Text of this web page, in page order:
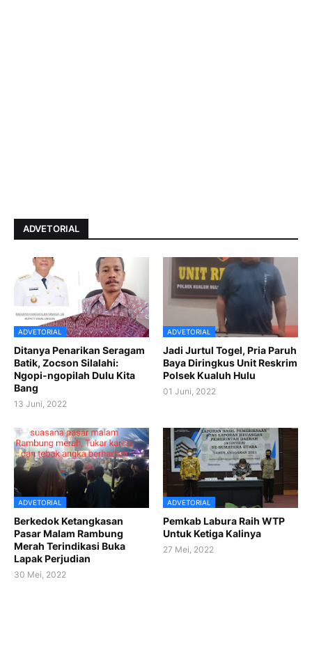
ADVETORIAL
ADVETORIAL
Ditanya Penarikan Seragam
Batik, Zocson Silalahi:
Ngopi-ngopilah Dulu Kita
Bang
13 Juni, 2022
ADVETORIAL
Jadi Jurtul Togel, Pria Paruh
Baya Diringkus Unit Reskrim
Polsek Kualuh Hulu
01 Juni, 2022
ADVETORIAL
Berkedok Ketangkasan
Pasar Malam Rambung
Merah Terindikasi Buka
Lapak Perjudian
30 Mei, 2022
ADVETORIAL
Pemkab Labura Raih WTP
Untuk Ketiga Kalinya
27 Mei, 2022